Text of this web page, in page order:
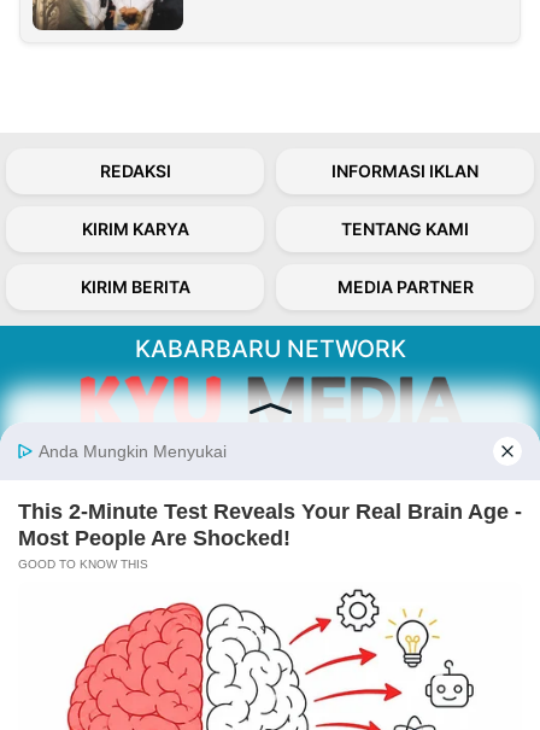
REDAKSI INFORMASI IKLAN
KIRIM KARYA TENTANG KAMI
KIRIM BERITA MEDIA PARTNER
KABARBARU NETWORK
Kabarbaru.co menyajikan berita aktual dan
Follow Kabarbaru